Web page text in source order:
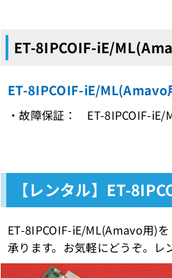
ET-8IPCOIF-iE/
ET-8IPCOIF-iE/ML(Amavo
・故障保証： ET-8IPCOIF-iE/
【レンタル】ET-
ET-8IPCOIF-iE/ML(Amavo用)
承ります。お気軽にどうぞ。レ